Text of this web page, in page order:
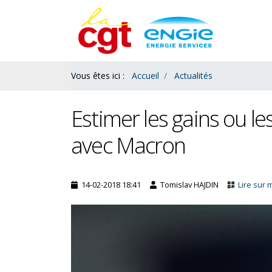
Vous êtes ici : Accueil Actualités
Estimer les gains ou
avec Macron
14-02-2018 18:41 Tomislav HAJDIN Lire sur